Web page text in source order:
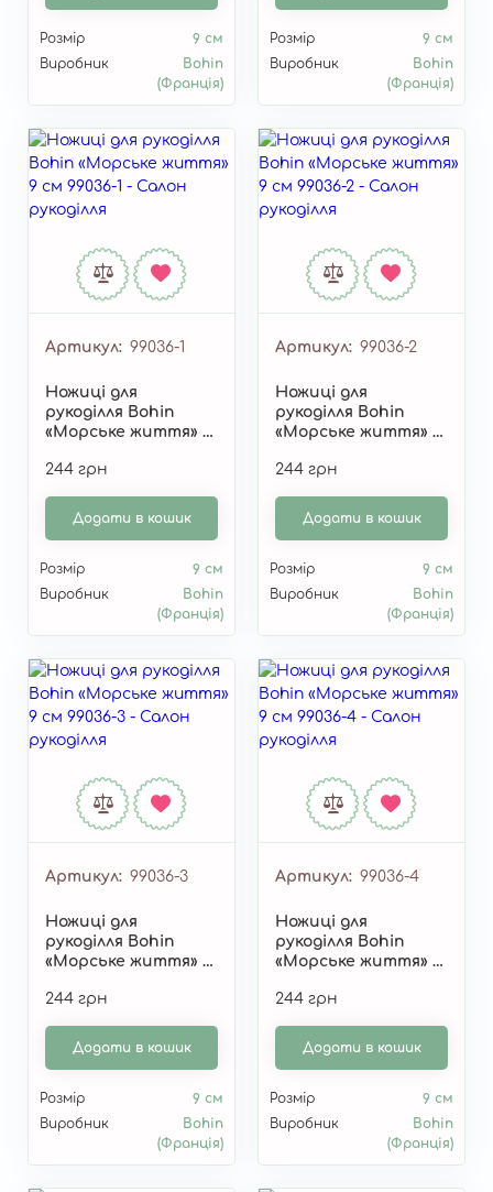
Розмір
9 см
Виробник
Bohin
(Франція)
Розмір
9 см
Виробник
Bohin
(Франція)
Артикул 99036-1
Ножиці для
рукоділля Bohin
«Морське життя» 9
244 грн
Додати в кошик
Розмір
9 см
Виробник
Bohin
(Франція)
Артикул 99036-2
Ножиці для
рукоділля Bohin
«Морське життя» 9
244 грн
Додати в кошик
Розмір
9 см
Виробник
Bohin
(Франція)
Артикул 99036-3
Ножиці для
рукоділля Bohin
«Морське життя» 9
244 грн
Додати в кошик
Розмір
9 см
Виробник
Bohin
(Франція)
Артикул 99036-4
Ножиці для
рукоділля Bohin
«Морське життя» 9
244 грн
Додати в кошик
Розмір
9 см
Виробник
Bohin
(Франція)